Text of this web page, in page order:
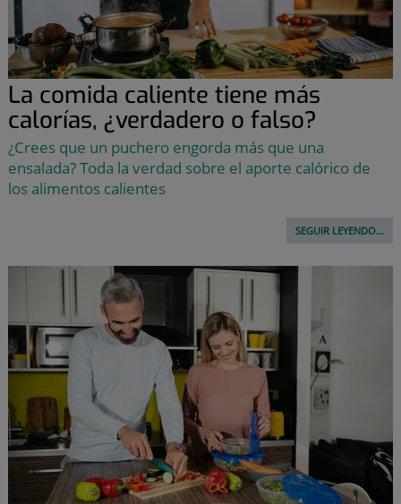
La comida caliente tiene más
calorías, ¿verdadero o falso?
¿Crees que un puchero engorda más que una
ensalada? Toda la verdad sobre el aporte calórico de
los alimentos calientes
SEGUIR LEYENDO...